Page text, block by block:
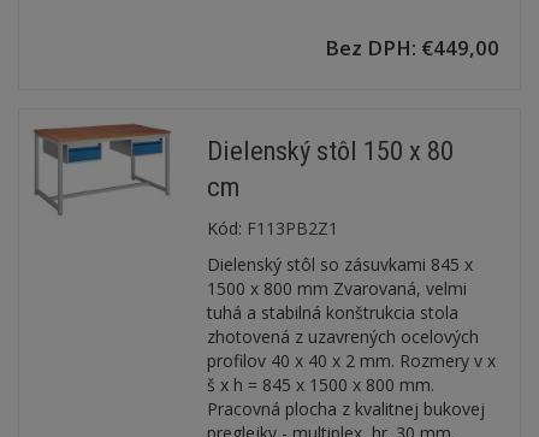
Bez DPH: €449,00
Dielenský stôl 150 x 80
cm
Kód: F113PB2Z1
Dielenský stôl so zásuvkami 845 x
1500 x 800 mm Zvarovaná, velmi
tuhá a stabilná konštrukcia stola
zhotovená z uzavrených ocelových
profilov 40 x 40 x 2 mm. Rozmery v x
š x h = 845 x 1500 x 800 mm.
Pracovná plocha z kvalitnej bukovej